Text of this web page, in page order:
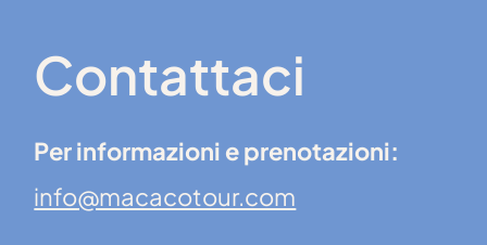
Contattaci
Per informazioni e prenotazioni:
info@macacotour.com